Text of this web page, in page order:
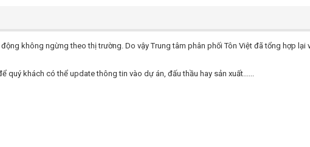
không ngừng theo thị trường. Do vậy Trung tâm phân phối Tôn Việt đã tổng hợp lại
quý khách có thể update thông tin vào dự án, đấu thầu hay sản xuất......